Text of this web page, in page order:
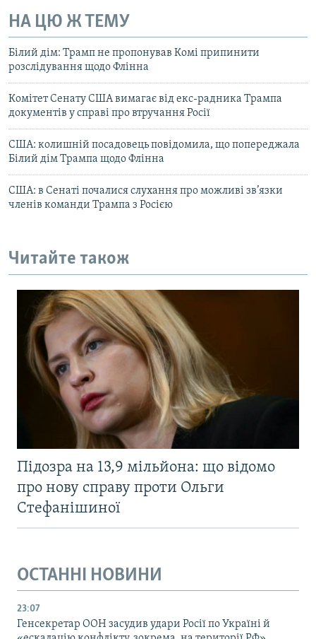
НА ЦЮ Ж ТЕМУ
Білий дім: Трамп не пропонував Комі припинити
розслідування щодо Флінна
Комітет Сенату США вимагає від екс-радника Трампа
документів у справі про втручання Росії
США: колишній посадовець повідомила, що попереджала
Білий дім Трампа щодо Флінна
США: в Сенаті почалися слухання про можливі зв’язки
членів команди Трампа з Росією
Читайте також
Підозра на 13,9 мільйона: що відомо
про нову справу проти Ольги
Стефанішиної
ОСТАННІ НОВИНИ
23:07
Генсекретар ООН засудив удари Росії по Україні й